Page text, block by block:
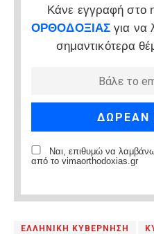
Κάνε εγγραφή στο
ΟΡΘΟΔΟΞΙΑΣ για να
σημαντικότερα
Ναι, επιθυμώ να
από το vimaorthodoxias.gr
ΕΛΛΗΝΙΚΗ ΚΥΒΕΡΝΗΣΗ